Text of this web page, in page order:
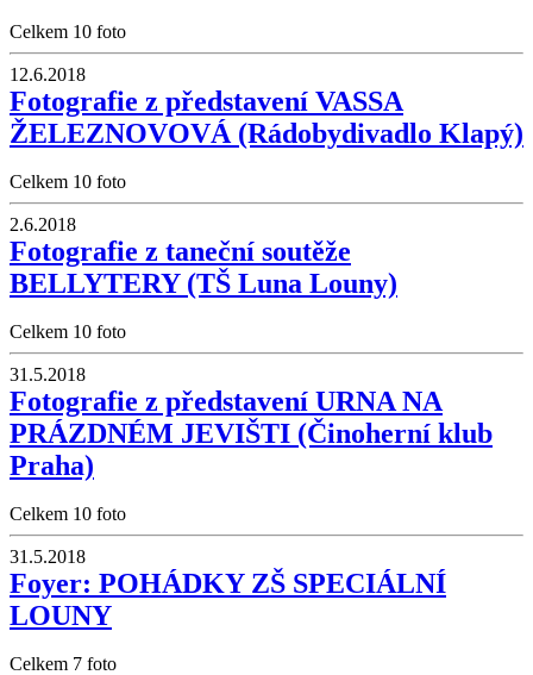
Celkem 10 foto
12.6.2018
Fotografie z představení VASSA
ŽELEZNOVOVÁ (Rádobydivadlo Klapý)
Celkem 10 foto
2.6.2018
Fotografie z taneční soutěže
BELLYTERY (TŠ Luna Louny)
Celkem 10 foto
31.5.2018
Fotografie z představení URNA NA
PRÁZDNÉM JEVIŠTI (Činoherní klub
Praha)
Celkem 10 foto
31.5.2018
Foyer: POHÁDKY ZŠ SPECIÁLNÍ
LOUNY
Celkem 7 foto